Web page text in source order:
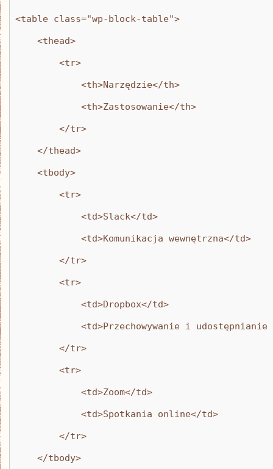
<table class="wp-block-table">
    <thead>
        <tr>
            <th>Narzędzie</th>
            <th>Zastosowanie</th>
        </tr>
    </thead>
    <tbody>
        <tr>
            <td>Slack</td>
            <td>Komunikacja wewnętrzna</td>
        </tr>
        <tr>
            <td>Dropbox</td>
<td>Przechowywanie i udostępnianie
        </tr>
        <tr>
            <td>Zoom</td>
            <td>Spotkania online</td>
        </tr>
    </tbody>